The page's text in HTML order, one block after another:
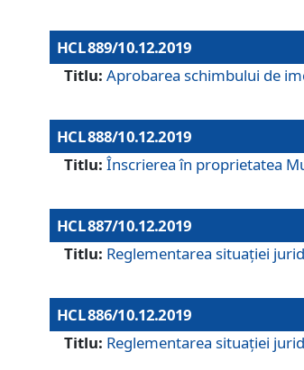
HCL 889/10.12.2019
Titlu: Aprobarea schimbului de
HCL 888/10.12.2019
Titlu: Înscrierea în proprietatea
HCL 887/10.12.2019
Titlu: Reglementarea situației
HCL 886/10.12.2019
Titlu: Reglementarea situaţiei